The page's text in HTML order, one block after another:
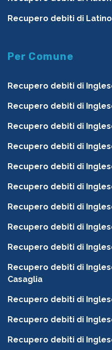
Recupero debiti di
Per Comune
Recupero debiti di
Recupero debiti di
Recupero debiti di
Recupero debiti di
Recupero debiti di
Recupero debiti di
Recupero debiti di
Recupero debiti di
Recupero debiti di
Recupero debiti di
Casaglia
Recupero debiti di
Recupero debiti di
Recupero debiti di